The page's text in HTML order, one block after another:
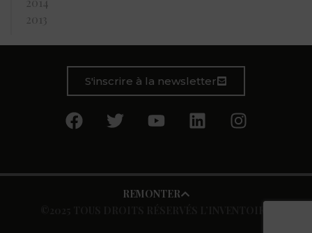
2013
S'inscrire à la newsletter
REMONTER